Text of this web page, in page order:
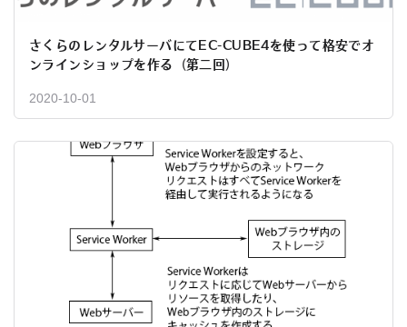
さくらのレンタルサーバにてEC-CUBE4を使って格安でオ
ンラインショップを作る（第二回）
2020-10-01